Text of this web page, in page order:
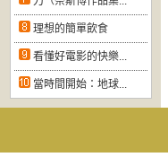
理想的簡單飲食
看懂好電影的快樂...
當時間開始：地球...